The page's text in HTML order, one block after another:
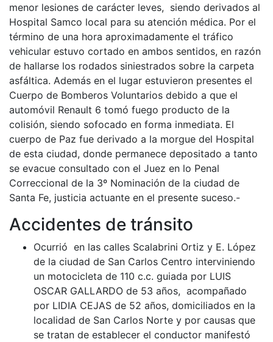
menor lesiones de carácter leves, siendo derivados al
Hospital Samco local para su atención médica. Por el
término de una hora aproximadamente el tráfico
vehicular estuvo cortado en ambos sentidos, en razón
de hallarse los rodados siniestrados sobre la carpeta
asfáltica. Además en el lugar estuvieron presentes el
Cuerpo de Bomberos Voluntarios debido a que el
automóvil Renault 6 tomó fuego producto de la
colisión, siendo sofocado en forma inmediata. El
cuerpo de Paz fue derivado a la morgue del Hospital
de esta ciudad, donde permanece depositado a tanto
se evacue consultado con el Juez en lo Penal
Correccional de la 3º Nominación de la ciudad de
Santa Fe, justicia actuante en el presente suceso.-
Accidentes de tránsito
Ocurrió en las calles Scalabrini Ortiz y E. López
de la ciudad de San Carlos Centro interviniendo
un motocicleta de 110 c.c. guiada por LUIS
OSCAR GALLARDO de 53 años, acompañado
por LIDIA CEJAS de 52 años, domiciliados en la
localidad de San Carlos Norte y por causas que
se tratan de establecer el conductor manifestó